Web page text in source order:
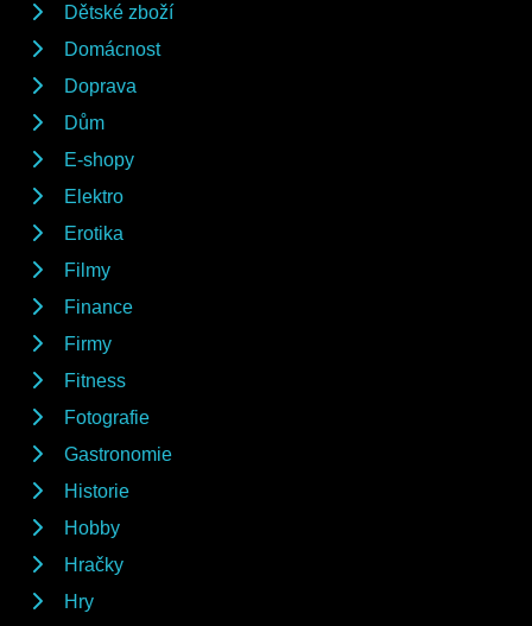
Dětské zboží
Domácnost
Doprava
Dům
E-shopy
Elektro
Erotika
Filmy
Finance
Firmy
Fitness
Fotografie
Gastronomie
Historie
Hobby
Hračky
Hry